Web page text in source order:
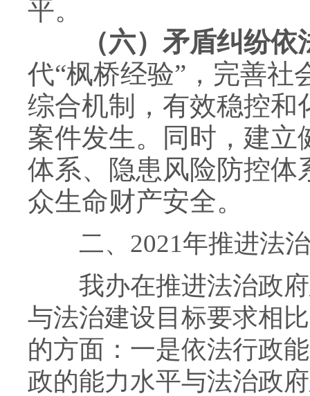
平。
（六）矛盾纠纷依
代“枫桥经验”，完善社
综合机制，有效稳控和
案件发生。同时，建立
体系、隐患风险防控体
众生命财产安全。
二、2021年推进法治
我办在推进法治政府
与法治建设目标要求相
的方面：一是依法行政
政的能力水平与法治政